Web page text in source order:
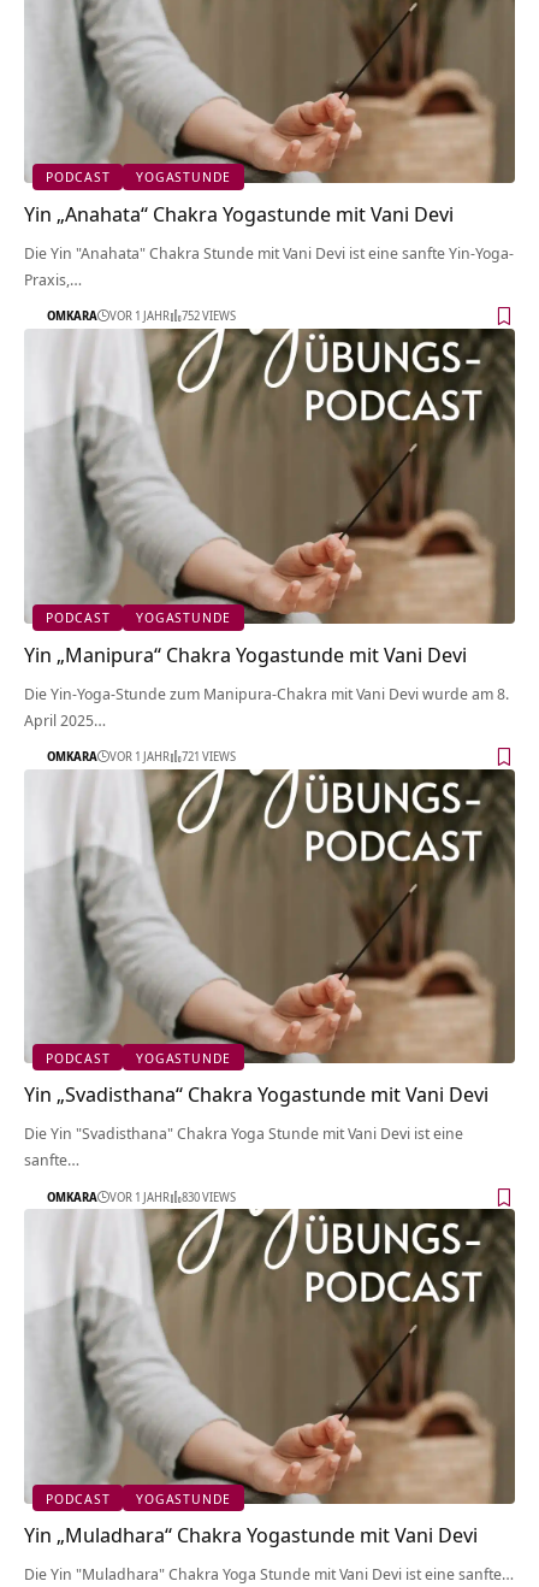
PODCAST YOGASTUNDE
Yin „Anahata“ Chakra Yogastunde mit Vani Devi
Die Yin "Anahata" Chakra Stunde mit Vani Devi ist eine sanfte Yin-Yoga-
Praxis,…
OMKARA VOR 1 JAHR 752 VIEWS
PODCAST YOGASTUNDE
Yin „Manipura“ Chakra Yogastunde mit Vani Devi
Die Yin-Yoga-Stunde zum Manipura-Chakra mit Vani Devi wurde am 8.
April 2025…
OMKARA VOR 1 JAHR 721 VIEWS
PODCAST YOGASTUNDE
Yin „Svadisthana“ Chakra Yogastunde mit Vani Devi
Die Yin "Svadisthana" Chakra Yoga Stunde mit Vani Devi ist eine
sanfte…
OMKARA VOR 1 JAHR 830 VIEWS
PODCAST YOGASTUNDE
Yin „Muladhara“ Chakra Yogastunde mit Vani Devi
Die Yin "Muladhara" Chakra Yoga Stunde mit Vani Devi ist eine sanfte…